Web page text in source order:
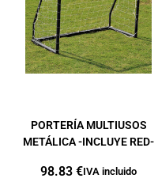
PORTERÍA MULTIUSOS
METÁLICA -INCLUYE RED-
98.83 €IVA incluido